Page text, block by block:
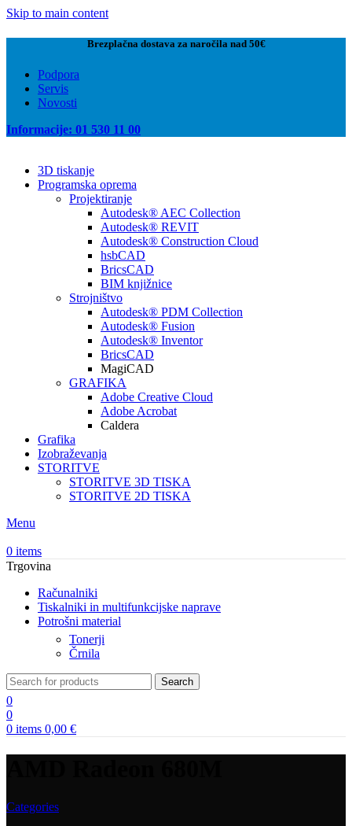
Skip to main content
Brezplačna dostava za naročila nad 50€
Podpora
Servis
Novosti
Informacije: 01 530 11 00
3D tiskanje
Programska oprema
Projektiranje
Autodesk® AEC Collection
Autodesk® REVIT
Autodesk® Construction Cloud
hsbCAD
BricsCAD
BIM knjižnice
Strojništvo
Autodesk® PDM Collection
Autodesk® Fusion
Autodesk® Inventor
BricsCAD
MagiCAD
GRAFIKA
Adobe Creative Cloud
Adobe Acrobat
Caldera
Grafika
Izobraževanja
STORITVE
STORITVE 3D TISKA
STORITVE 2D TISKA
Menu
0 items
Trgovina
Računalniki
Tiskalniki in multifunkcijske naprave
Potrošni material
Tonerji
Črnila
Search
0
0
0 items 0,00 €
Categories